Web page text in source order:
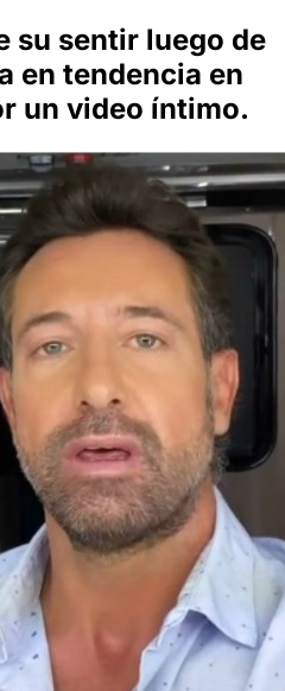
su sentir luego de
en tendencia en
un video íntimo.